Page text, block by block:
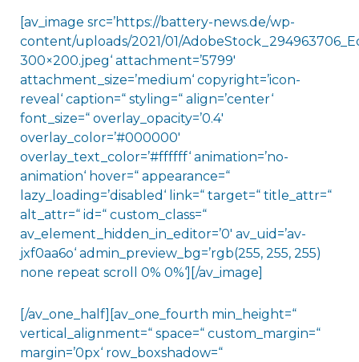
[av_image src=’https://battery-news.de/wp-
content/uploads/2021/01/
300×200.jpeg‘ attachment=’5799′
attachment_size=’medium‘ copyright=’icon-
reveal‘ caption=“ styling=“ align=’center‘
font_size=“ overlay_opacity=’0.4′
overlay_color=’#000000′
overlay_text_color=’#ffffff‘ animation=’no-
animation‘ hover=“ appearance=“
lazy_loading=’disabled‘ link=“ target=“ title_attr=“
alt_attr=“ id=“ custom_class=“
av_element_hidden_in_editor=’0′ av_uid=’av-
jxf0aa6o‘ admin_preview_bg=’rgb(255, 255, 255)
none repeat scroll 0% 0%‘][/av_image]
[/av_one_half][av_one_fourth min_height=“
vertical_alignment=“ space=“ custom_margin=“
margin=’0px‘ row_boxshadow=“